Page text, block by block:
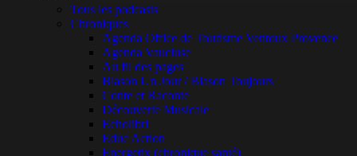
Tous les podcasts
Chroniques
Agenda Office de Tourisme Ventoux Provence
Agenda Vaucluse
Au fil des pages
Blason Un Jour / Blason Toujours
Conte et Raconte
Découverte Musicale
Echolibri
Educ Action
Energetix (chronique santé)